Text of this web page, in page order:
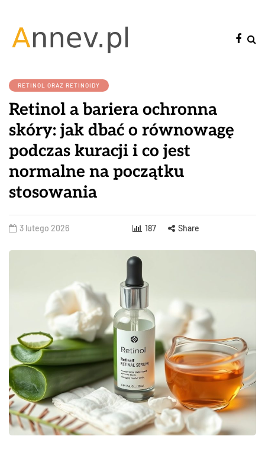
RETINOL ORAZ RETINOIDY
Retinol a bariera ochronna
skóry: jak dbać o równowagę
podczas kuracji i co jest
normalne na początku
stosowania
3 lutego 2026 187 Share